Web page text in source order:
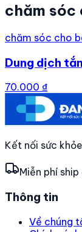
chăm sóc
chăm sóc cho
Dung dịch
70.000 ₫
Kết nối sức
Miễn phí
Thông tin
Về chúng